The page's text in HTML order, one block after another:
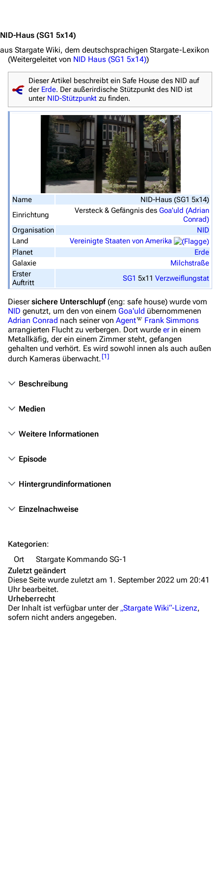
3639 2133 346.359
Navigation
Hauptseite
Zufälliger Artikel
Spezialseiten
Datei hochladen
Filme und Serien
Stargate SG-1
Stargate Atlantis
Stargate Universe
Stargate Origins
Stargate-Romane
Das Stargate-Universum
Völker
Fanprojekte
Kommerzielles
Hilfe
NID-Haus (SG1 5x14)
aus Stargate Wiki, dem deutschsprachigen Stargate-Lexikon
(Weitergeleitet von NID Haus (SG1 5x14))
Dieser Artikel beschreibt ein Safe House des NID auf
der Erde. Der außerirdische Stützpunkt des NID ist
unter NID-Stützpunkt zu finden.
Name
NID-Haus (SG1 5x14)
Einrichtung
Versteck & Gefängnis des Goa'uld (Adrian
Conrad)
Organisation
NID
Land
Vereinigte Staaten von Amerika
Planet
Erde
Galaxie
Milchstraße
Erster
Auftritt
SG1 5x11 Verzweiflungstat
Diesersichere Unterschlupf (eng: safe house) wurde vom
NID genutzt, um den von einem Goa'uld übernommenen
Adrian Conrad nach seiner von Agent
Frank Simmons
arrangierten Flucht zu verbergen. Dort wurde erin einem
Metallkäfig, der ein einem Zimmer steht, gefangen
gehalten und verhört. Es wird sowohl innen als auch außen
durch Kameras überwacht. [1]
Beschreibung
Medien
Weitere Informationen
Episode
Hintergrundinformationen
Einzelnachweise
Kategorien:
Ort
Stargate Kommando SG-1
Zuletzt geändert
Diese Seite wurde zuletzt am 1. September 2022 um 20:41
Uhr bearbeitet.
Urheberrecht
Der Inhalt ist verfügbar unter der „Stargate Wiki“-Lizenz,
sofern nicht anders angegeben.